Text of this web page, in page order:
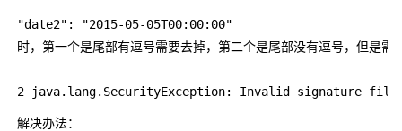
"date2": "2015-05-05T00:00:00"
时，第一个是尾部有逗号需要去掉，第二个是尾部没有逗号，但是需
2 java.lang.SecurityException: Invalid signature file
解决办法：